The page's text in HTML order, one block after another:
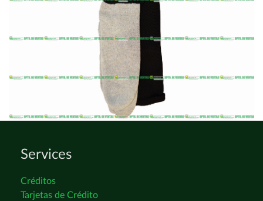
Services
Créditos
Tarjetas de Crédito